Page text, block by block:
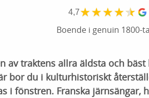
4,7★★★★★
Boende i genuin 1800-
av traktens allra äldsta och
bor du i kulturhistoriskt
i fönstren. Franska järnsängar,